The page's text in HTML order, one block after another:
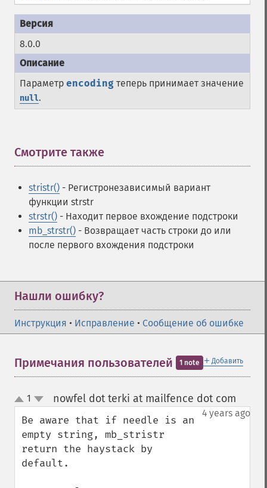
8.0.0
Параметр encoding теперь принимает значение
null.
Смотрите также
stristr() - Регистронезависимый вариант
функции strstr
strstr() - Находит первое вхождение подстроки
mb_strstr() - Возвращает часть строки до или
после первого вхождения подстроки
Нашли ошибку?
Инструкция • Исправление • Сообщение об ошибке
＋ Добавить
Примечания пользователей 1 note
up
down
1 nowfel dot terki at mailfence dot com
4 years ago
Be aware that if needle is an
empty string, mb_stristr
return the haystack by
default.